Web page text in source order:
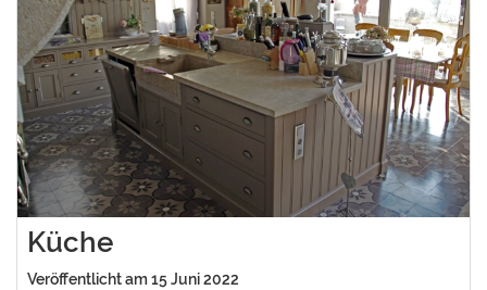
Küche
Veröffentlicht am 15 Juni 2022